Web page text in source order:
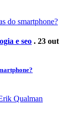
e seo . 23 out